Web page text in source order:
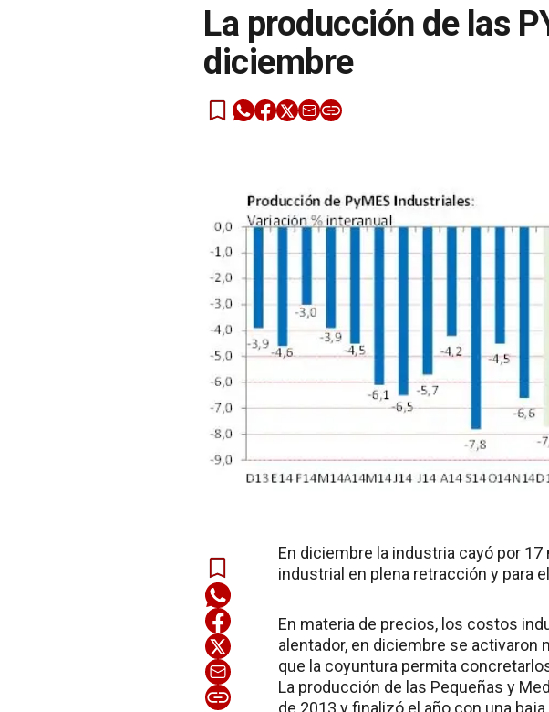
La producción de las
diciembre
En diciembre la industria cayó por
industrial en plena retracción y para
En materia de precios, los costos
alentador, en diciembre se activaron
que la coyuntura permita
La producción de las Pequeñas y